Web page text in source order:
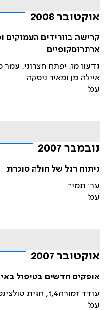
אוקטובר 2008
קרישה בוורידים העמוקים
ארתרוסקופיים
גדעון מן, יפתח חצרוני, עמר
איילה מן ומאיר ניסקה
עמ'
נובמבר 2007
ניתוח רגל של חולה סוכרת
ערן תמיר
עמ'
אוקטובר 2007
אופקים חדשים בטיפול
עודד זמורה1,4, חגית טולצינסקי2,4, ישי רון3,4
עמ'